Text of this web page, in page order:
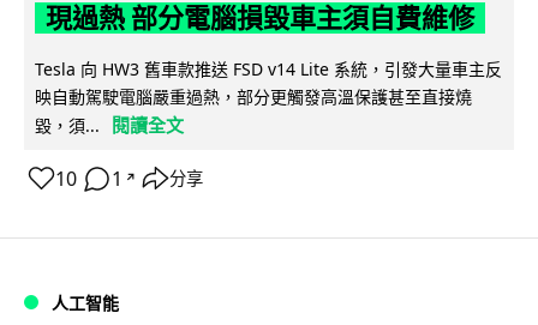
現過熱 部分電腦損毀車主須自費維修
Tesla 向 HW3 舊車款推送 FSD v14 Lite 系統，引發大量車主反
映自動駕駛電腦嚴重過熱，部分更觸發高溫保護甚至直接燒
毀，須...
閱讀全文
10 1 ↗ 分享
人工智能